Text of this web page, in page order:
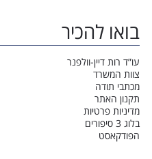
בואו להכיר
עו”ד רות דיין-וולפנר
צוות המשרד
מכתבי תודה
תקנון האתר
מדיניות פרטיות
בלוג 3 סיפורים
הפודקאסט